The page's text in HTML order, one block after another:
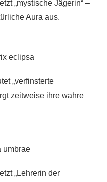
„mystische Jägerin“ –
Aura aus.
eclipsa
„verfinsterte
zeitweise ihre wahre
umbrae
„Lehrerin der